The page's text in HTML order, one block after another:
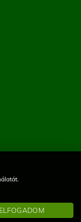
nincs lehetőség)
ELFOGADOM